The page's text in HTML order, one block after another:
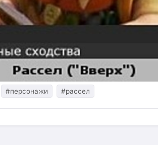
#персонажи #рассел